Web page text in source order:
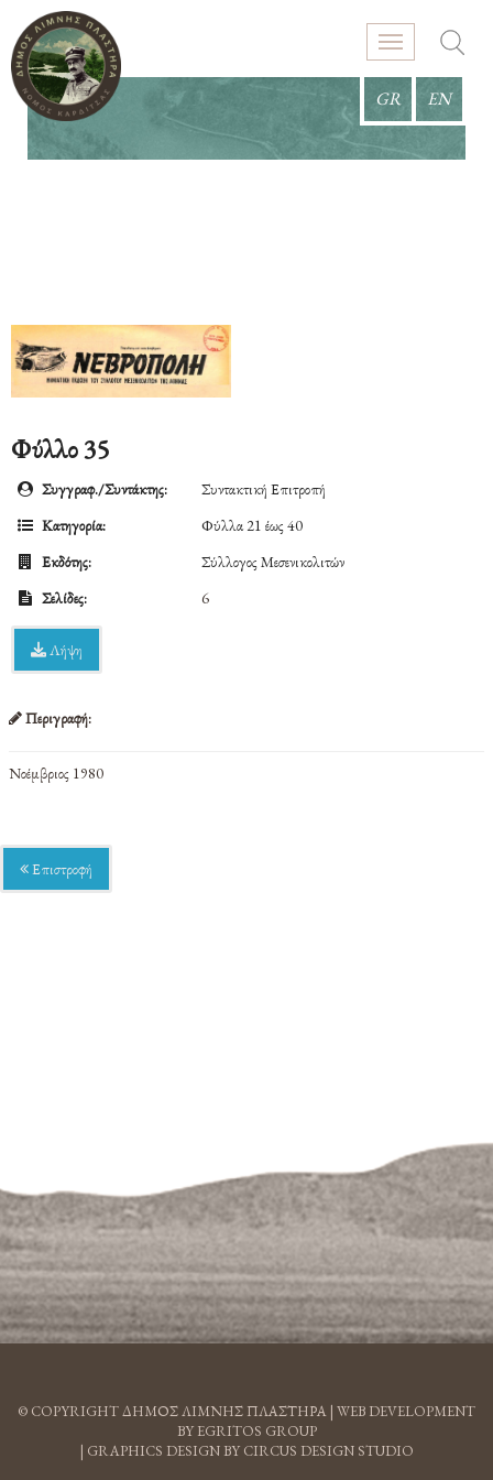
GR EN
Φύλλο 35
Συγγραφ./Συντάκτης:
Συντακτική Επιτροπή
Κατηγορία:
Φύλλα 21 έως 40
Εκδότης:
Σύλλογος Μεσενικολιτών
Σελίδες:
6
Λήψη
Περιγραφή:
Νοέμβριος 1980
Επιστροφή
© COPYRIGHT ΔΗΜΟΣ ΛΙΜΝΗΣ ΠΛΑΣΤΗΡΑ | WEB DEVELOPMENT
BY EGRITOS GROUP
| GRAPHICS DESIGN BY CIRCUS DESIGN STUDIO